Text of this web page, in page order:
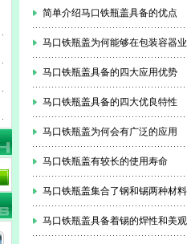
简单介绍马口铁瓶盖具备的优点
马口铁瓶盖为何能够在包装容器
马口铁瓶盖具备的四大应用优势
马口铁瓶盖具备的四大优良特性
马口铁瓶盖为何会有广泛的应用
马口铁瓶盖有较长的使用寿命
马口铁瓶盖集合了钢和锡两种材
马口铁瓶盖具备着锡的焊性和美